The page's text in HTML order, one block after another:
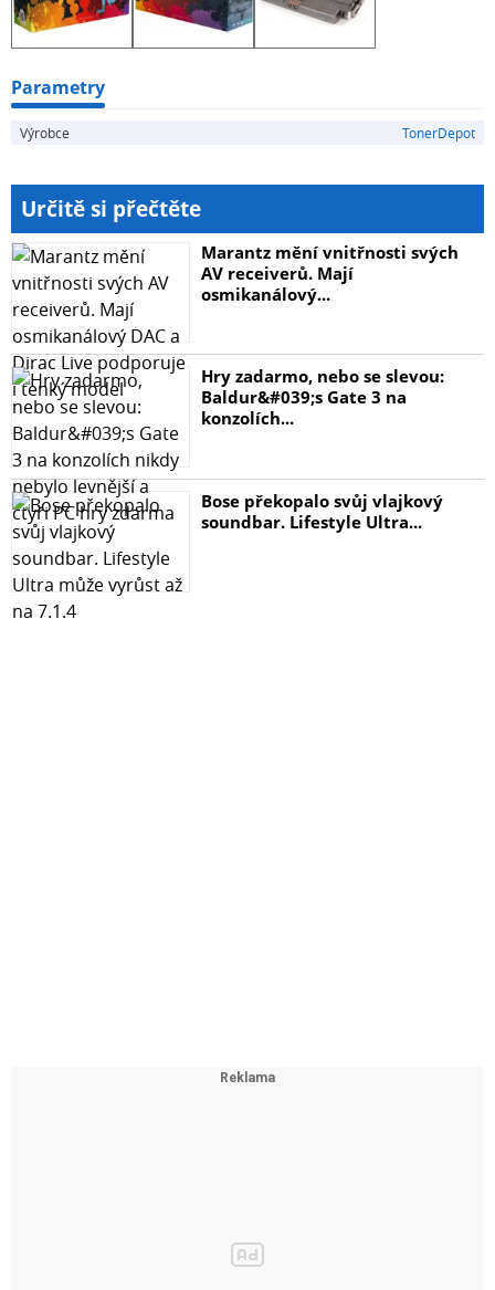
Parametry
Výrobce TonerDepot
Určitě si přečtěte
Marantz mění vnitřnosti svých
AV receiverů. Mají
osmikanálový...
Hry zadarmo, nebo se slevou:
Baldur&#039;s Gate 3 na
konzolích...
Bose překopalo svůj vlajkový
soundbar. Lifestyle Ultra...